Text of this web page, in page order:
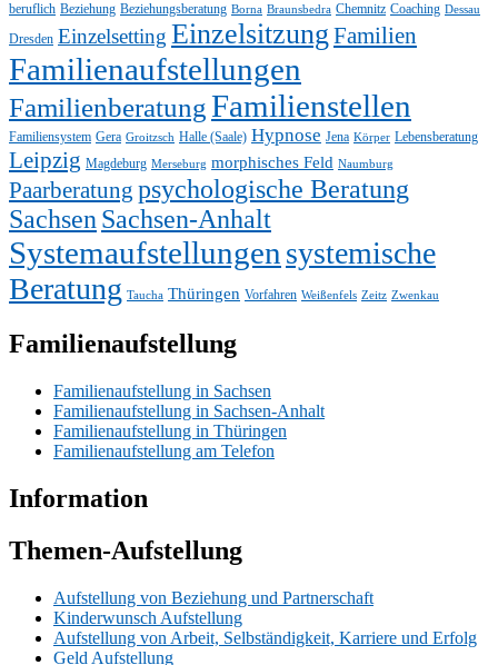
beruflich Beziehung Beziehungsberatung Borna Braunsbedra Chemnitz Coaching Dessau
Dresden Einzelsetting Einzelsitzung Familien
Familienaufstellungen
FamilienberatungFamilienstellen
Familiensystem Gera Groitzsch Halle (Saale) Hypnose Jena Körper Lebensberatung
Leipzig Magdeburg Merseburg morphisches Feld Naumburg
Paarberatung psychologische Beratung
Sachsen Sachsen-Anhalt
Systemaufstellungen systemische
Beratung Taucha Thüringen Vorfahren Weißenfels Zeitz Zwenkau
Familienaufstellung
Familienaufstellung in Sachsen
Familienaufstellung in Sachsen-Anhalt
Familienaufstellung in Thüringen
Familienaufstellung am Telefon
Information
Themen-Aufstellung
Aufstellung von Beziehung und Partnerschaft
Kinderwunsch Aufstellung
Aufstellung von Arbeit, Selbständigkeit, Karriere und Erfolg
Geld Aufstellung